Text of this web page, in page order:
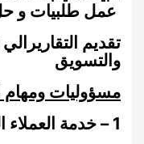
عمل طلبيات و
تقديم
والتسويق
مسؤوليات ومهام
1 – خدمة العملاء الحالية من خلال